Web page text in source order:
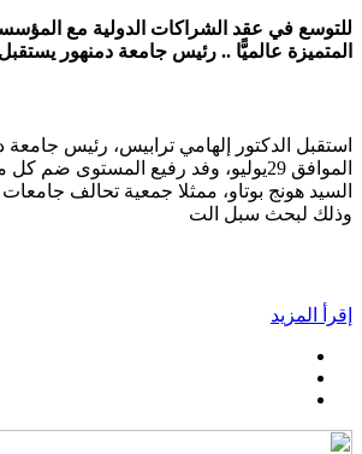
للتوسع في عقد الشراكات الدولية مع
المتميزة عالميًّا .. رئيس جامعة دمنهور يستقبل
استقبل الدكتور إلهامي ترابيس، رئيس جامعة
الموافق 29يوليو، وفد رفيع المستوى ضم
السيد هونج بوتاو، ممثلا جمعية تحالف جامعات
وذلك لبحث سبل الت
إقرأ المزيد